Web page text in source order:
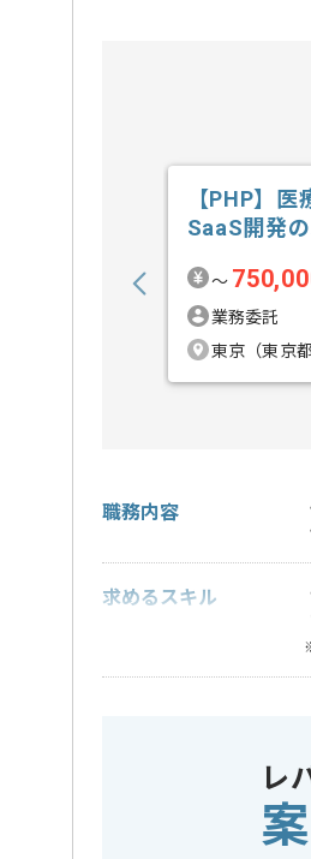
【PHP】
SaaS開発
〜
業務委託
東京（東京都
職務内容
求めるスキル
この案件のポイントレ